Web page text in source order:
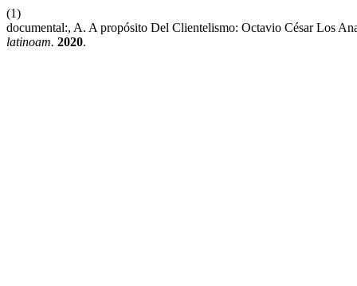
(1)
documental:, A. A propósito Del Clientelismo: Octavio César Los
latinoam. 2020.